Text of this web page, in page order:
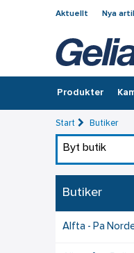
Aktuellt Nya
Produkter
Start Butiker
Byt butik
Butiker
Alfta - Pa